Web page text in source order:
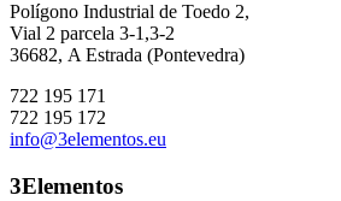
Polígono Industrial de Toedo 2,
Vial 2 parcela 3-1,3-2
36682, A Estrada (Pontevedra)
722 195 171
722 195 172
info@3elementos.eu
3Elementos